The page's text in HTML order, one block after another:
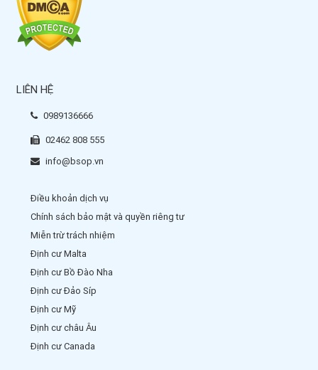
LIÊN HỆ
0989136666
02462 808 555
info@bsop.vn
Điều khoản dịch vụ
Chính sách bảo mật và quyền riêng tư
Miễn trừ trách nhiệm
Định cư Malta
Định cư Bồ Đào Nha
Định cư Đảo Síp
Định cư Mỹ
Định cư châu Âu
Định cư Canada